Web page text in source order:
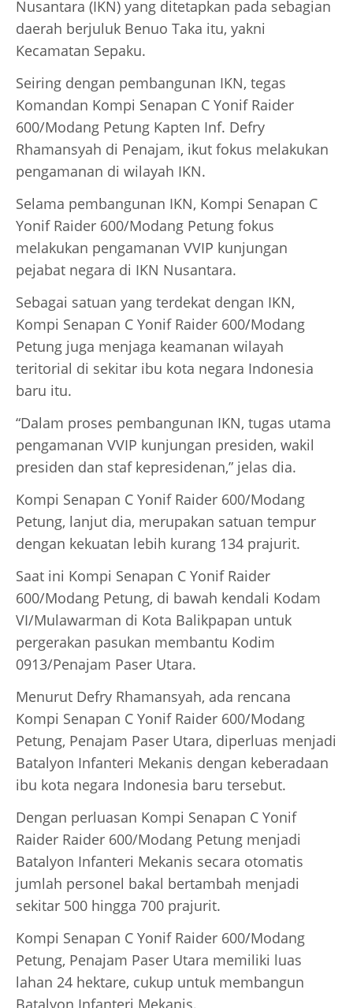
Nusantara (IKN) yang ditetapkan pada sebagian
daerah berjuluk Benuo Taka itu, yakni
Kecamatan Sepaku.
Seiring dengan pembangunan IKN, tegas
Komandan Kompi Senapan C Yonif Raider
600/Modang Petung Kapten Inf. Defry
Rhamansyah di Penajam, ikut fokus melakukan
pengamanan di wilayah IKN.
Selama pembangunan IKN, Kompi Senapan C
Yonif Raider 600/Modang Petung fokus
melakukan pengamanan VVIP kunjungan
pejabat negara di IKN Nusantara.
Sebagai satuan yang terdekat dengan IKN,
Kompi Senapan C Yonif Raider 600/Modang
Petung juga menjaga keamanan wilayah
teritorial di sekitar ibu kota negara Indonesia
baru itu.
“Dalam proses pembangunan IKN, tugas utama
pengamanan VVIP kunjungan presiden, wakil
presiden dan staf kepresidenan,” jelas dia.
Kompi Senapan C Yonif Raider 600/Modang
Petung, lanjut dia, merupakan satuan tempur
dengan kekuatan lebih kurang 134 prajurit.
Saat ini Kompi Senapan C Yonif Raider
600/Modang Petung, di bawah kendali Kodam
VI/Mulawarman di Kota Balikpapan untuk
pergerakan pasukan membantu Kodim
0913/Penajam Paser Utara.
Menurut Defry Rhamansyah, ada rencana
Kompi Senapan C Yonif Raider 600/Modang
Petung, Penajam Paser Utara, diperluas menjadi
Batalyon Infanteri Mekanis dengan keberadaan
ibu kota negara Indonesia baru tersebut.
Dengan perluasan Kompi Senapan C Yonif
Raider Raider 600/Modang Petung menjadi
Batalyon Infanteri Mekanis secara otomatis
jumlah personel bakal bertambah menjadi
sekitar 500 hingga 700 prajurit.
Kompi Senapan C Yonif Raider 600/Modang
Petung, Penajam Paser Utara memiliki luas
lahan 24 hektare, cukup untuk membangun
Batalyon Infanteri Mekanis.